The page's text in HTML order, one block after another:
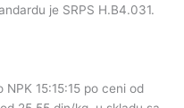
je SRPS H.B4.031.
15:15:15 po ceni od